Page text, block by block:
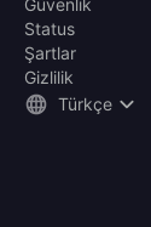
Güvenlik
Status
Şartlar
Gizlilik
Türkçe